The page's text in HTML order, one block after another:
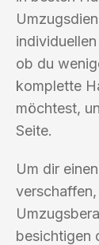
ob du
komplette
möchtest,
Seite.
Um dir
besichtigen